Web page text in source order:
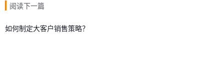
阅读下一篇
如何制定大客户销售策略？